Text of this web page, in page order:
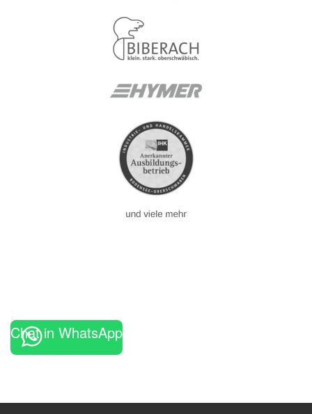
Chat in WhatsApp